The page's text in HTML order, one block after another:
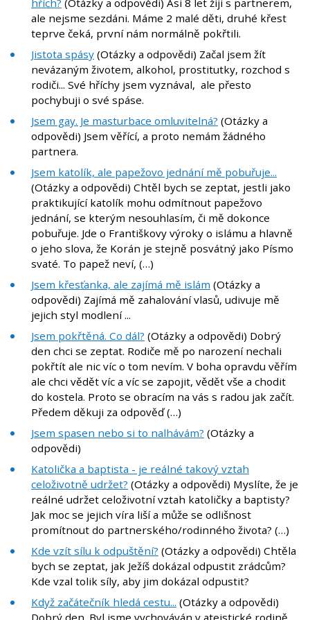
hřích? (Otázky a odpovědi) Asi 8 let žiji s partnerem,
ale nejsme sezdáni. Máme 2 malé děti, druhé křest
teprve čeká, první nám normálně pokřtili.
Jistota spásy (Otázky a odpovědi) Začal jsem žít
nevázaným životem, alkohol, prostitutky, rozchod s
rodiči... Své hříchy jsem vyznával, ale přesto
pochybuji o své spáse.
Jsem gay. Je masturbace omluvitelná? (Otázky a
odpovědi) Jsem věřící, a proto nemám žádného
partnera.
Jsem katolík, ale papežovo jednání mě pobuřuje...
(Otázky a odpovědi) Chtěl bych se zeptat, jestli jako
praktikující katolík mohu odmítnout papežovo
jednání, se kterým nesouhlasím, či mě dokonce
pobuřuje. Jde o Františkovy výroky o islámu a hlavně
o jeho slova, že Korán je stejně posvátný jako Písmo
svaté. To papež neví, (…)
Jsem křesťanka, ale zajímá mě islám (Otázky a
odpovědi) Zajímá mě zahalování vlasů, udivuje mě
jejich styl modlení ...
Jsem pokřtěná. Co dál? (Otázky a odpovědi) Dobrý
den chci se zeptat. Rodiče mě po narození nechali
pokřtít ale nic víc o tom nevím. V boha opravdu věřím
ale chci vědět víc a víc se zapojit, vědět vše a chodit
do kostela. Proto se obracím na vás s radou jak začít.
Předem děkuji za odpověď (…)
Jsem spasen nebo si to nalhávám? (Otázky a
odpovědi)
Katolička a baptista - je reálné takový vztah
celoživotně udržet? (Otázky a odpovědi) Myslíte, že je
reálné udržet celoživotní vztah katoličky a baptisty?
Jak moc se jejich víra liší a může se odlišnost
promítnout do partnerského/rodinného života? (…)
Kde vzít sílu k odpuštění? (Otázky a odpovědi) Chtěla
bych se zeptat, jak Ježíš dokázal odpustit zrádcům?
Kde vzal tolik síly, aby jim dokázal odpustit?
Když začátečník hledá cestu... (Otázky a odpovědi)